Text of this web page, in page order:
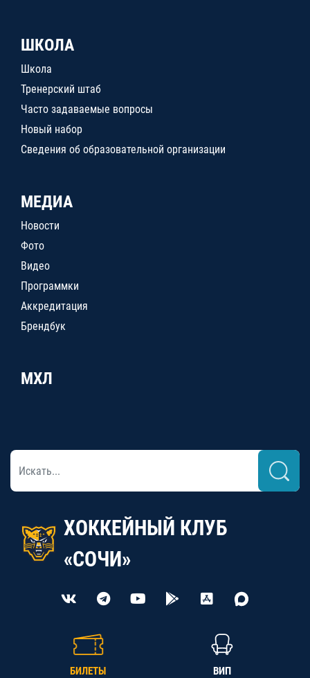
ШКОЛА
Школа
Тренерский штаб
Часто задаваемые вопросы
Новый набор
Сведения об образовательной организации
МЕДИА
Новости
Фото
Видео
Программки
Аккредитация
Брендбук
МХЛ
ХОККЕЙНЫЙ КЛУБ
«СОЧИ»
БИЛЕТЫ ВИП